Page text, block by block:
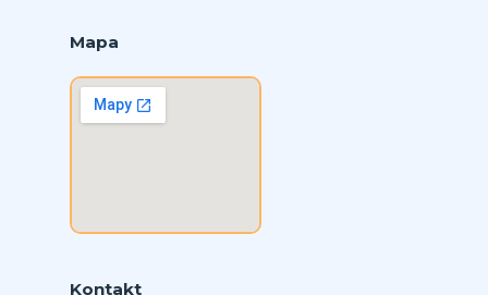
Mapa
Kontakt